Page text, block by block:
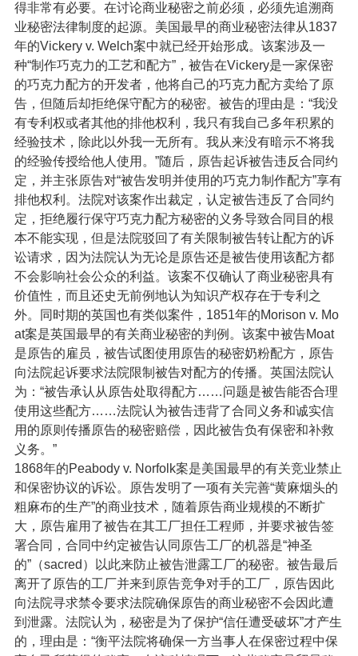
得非常有必要。在讨论商业秘密之前必须，必须先追溯商
业秘密法律制度的起源。美国最早的商业秘密法律从1837
年的Vickery v. Welch案中就已经开始形成。该案涉及一
种“制作巧克力的工艺和配方”，被告在Vickery是一家保密
的巧克力配方的开发者，他将自己的巧克力配方卖给了原
告，但随后却拒绝保守配方的秘密。被告的理由是：“我没
有专利权或者其他的排他权利，我只有我自己多年积累的
经验技术，除此以外我一无所有。我从来没有暗示不将我
的经验传授给他人使用。”随后，原告起诉被告违反合同约
定，并主张原告对“被告发明并使用的巧克力制作配方”享有
排他权利。法院对该案作出裁定，认定被告违反了合同约
定，拒绝履行保守巧克力配方秘密的义务导致合同目的根
本不能实现，但是法院驳回了有关限制被告转让配方的诉
讼请求，因为法院认为无论是原告还是被告使用该配方都
不会影响社会公众的利益。该案不仅确认了商业秘密具有
价值性，而且还史无前例地认为知识产权存在于专利之
外。同时期的英国也有类似案件，1851年的Morison v. Mo
at案是英国最早的有关商业秘密的判例。该案中被告Moat
是原告的雇员，被告试图使用原告的秘密奶粉配方，原告
向法院起诉要求法院限制被告对配方的传播。英国法院认
为：“被告承认从原告处取得配方……问题是被告能否合理
使用这些配方……法院认为被告违背了合同义务和诚实信
用的原则传播原告的秘密赔偿，因此被告负有保密和补救
义务。”
1868年的Peabody v. Norfolk案是美国最早的有关竞业禁止
和保密协议的诉讼。原告发明了一项有关完善“黄麻烟头的
粗麻布的生产”的商业技术，随着原告商业规模的不断扩
大，原告雇用了被告在其工厂担任工程师，并要求被告签
署合同，合同中约定被告认同原告工厂的机器是“神圣
的”（sacred）以此来防止被告泄露工厂的秘密。被告最后
离开了原告的工厂并来到原告竞争对手的工厂，原告因此
向法院寻求禁令要求法院确保原告的商业秘密不会因此遭
到泄露。法院认为，秘密是为了保护“信任遭受破坏”才产生
的，理由是：“衡平法院将确保一方当事人在保密过程中保